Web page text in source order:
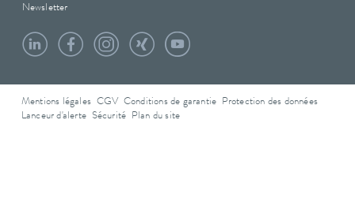
Newsletter
Mentions légales CGV Conditions de garantie
Protection des données
Lanceur d'alerte Sécurité Plan du site